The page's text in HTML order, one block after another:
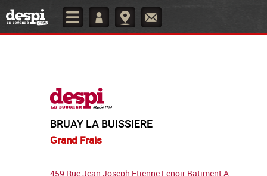
BRUAY LA BUISSIERE
Grand Frais
459 Rue Jean Joseph Etienne Lenoir Batiment A